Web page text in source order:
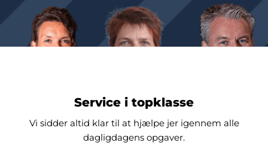
Service i topklasse
Vi sidder altid klar til at hjælpe jer igennem alle
dagligdagens opgaver.